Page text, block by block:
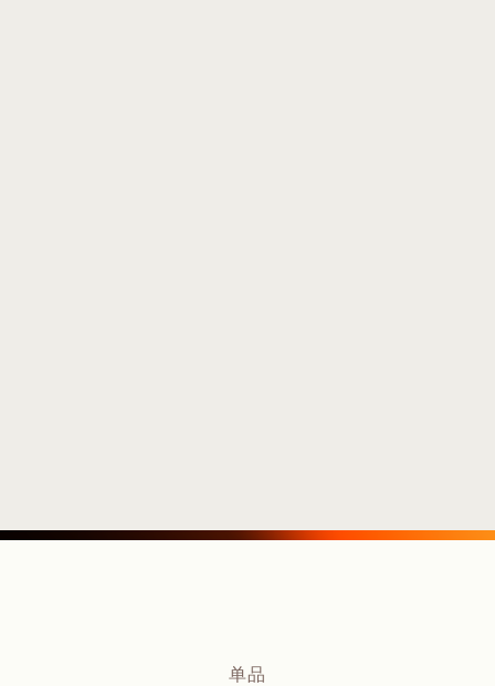
单品